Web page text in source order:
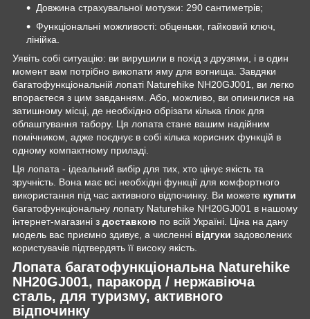
Довжина страхувальної мотузки: 290 сантиметрів;
Функціональні можливості: обценьки, гайковий ключ,
лінійка.
Уявіть собі ситуацію: ви вирушили в похід з друзями, і в один
момент вам потрібно викопати яму для вогнища. Завдяки
багатофункціональній лопаті Naturehike NH20GJ001, ви легко
впораєтеся з цим завданням. Або, можливо, ви опинилися на
затишному місці, де необхідно обрізати кілька гілок для
облаштування табору. Ця лопата стане вашим надійним
помічником, адже поєднує в собі кілька корисних функцій в
одному компактному приладі.
Ця лопата - ідеальний вибір для тих, хто цінує якість та
зручність. Вона має всі необхідні функції для комфортного
використання під час активного відпочинку. Ви можете купити
багатофункціональну лопату Naturehike NH20GJ001 в нашому
інтернет-магазині з доставкою по всій Україні. Ціна на дану
модель вас приємно здивує, а численні відгуки задоволених
користувачів підтвердять її високу якість.
Лопата багатофункціональна Naturehike
NH20GJ001, паракорд / нержавіюча
сталь, для туризму, активного
відпочинку